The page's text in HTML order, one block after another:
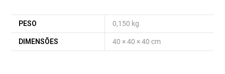
PESO 0,150 kg
DIMENSÕES 40 × 40 × 40 cm